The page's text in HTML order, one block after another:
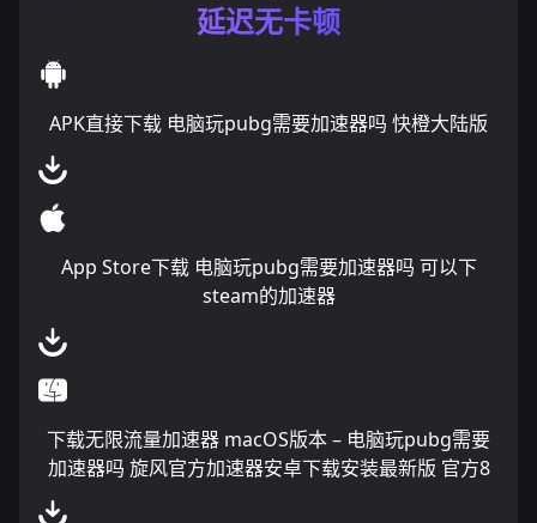
延迟无卡顿
APK直接下载 电脑玩pubg需要加速器吗 快橙大陆版
App Store下载 电脑玩pubg需要加速器吗 可以下
steam的加速器
下载无限流量加速器 macOS版本 – 电脑玩pubg需要
加速器吗 旋风官方加速器安卓下载安装最新版 官方8